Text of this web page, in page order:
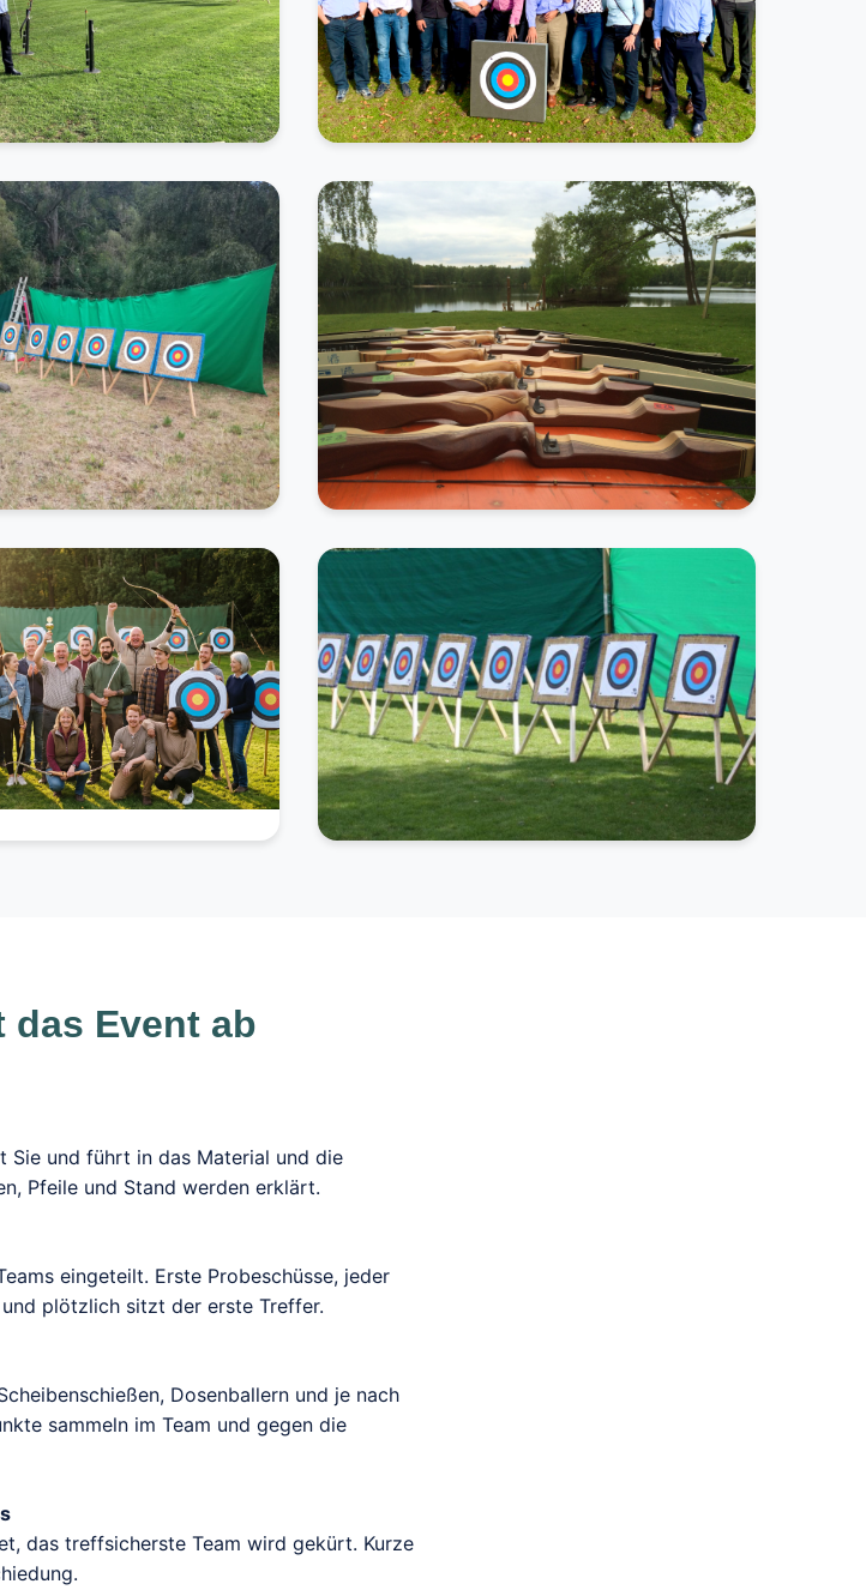
das Event ab
Sie und führt in das Material und die
Pfeile und Stand werden erklärt.
eingeteilt. Erste Probeschüsse, jeder
plötzlich sitzt der erste Treffer.
Dosenballern und je nach
sammeln im Team und gegen die
das treffsicherste Team wird gekürt. Kurze